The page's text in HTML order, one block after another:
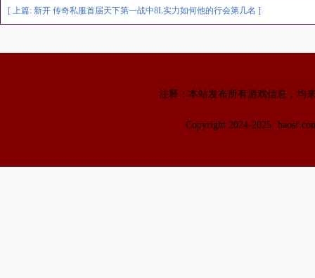
[ 上篇: 新开 传奇私服首届天下第一战中8L实力如何他的行会第几名 ]
注释：本站发布所有游戏信息，均
Copyright 2024-2025